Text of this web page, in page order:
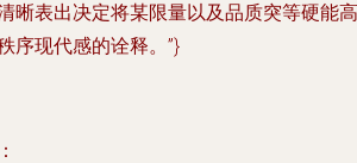
晰表出决定将某限量以及品质突等硬能高
序现代感的诠释。”}